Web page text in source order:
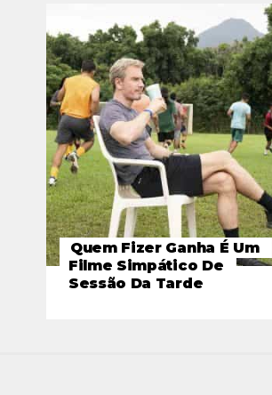
Quem Fizer Ganha É Um
Filme Simpático De
Sessão Da Tarde